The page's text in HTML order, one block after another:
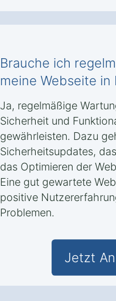
Brauche ich
meine Webseite in
Ja, regelmäßige
Sicherheit und
gewährleisten. Dazu
Sicherheitsupdates,
das Optimieren der
Eine gut gewartete
positive
Problemen.
Jetzt